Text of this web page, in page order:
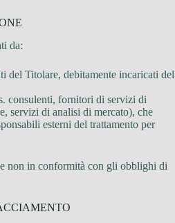
da:
del Titolare, debitamente incaricati del
consulenti, fornitori di servizi di
servizi di analisi di mercato), che
esterni del trattamento per
non in conformità con gli obblighi di